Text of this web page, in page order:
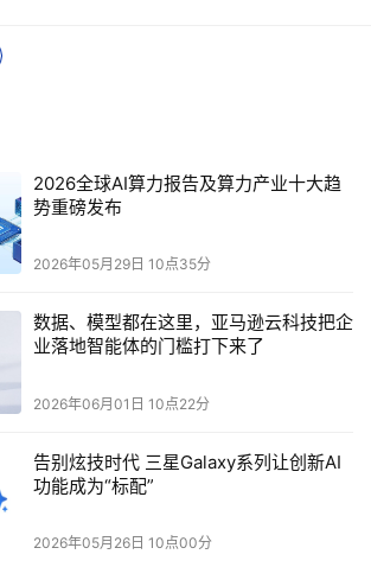
与物理表现：官方强调其“superior
，确保动作流畅自然、镜头可控性增
视频工具
攻坚不同，Midjourney选择以美学基因
型V1延续了品牌标志性的艺术风格，支
转视频"功能将静态图片转化为5秒短视
动双模式运动控制。值得注意的是，该
"扩展生成"机制，单次任务可产出最长20
仅相当于传统图像生成的1/8。
2026全球AI算力报告及算力产业十大趋
势重磅发布
2026年05月29日 10点35分
数据、模型都在这里，亚马逊云科技把企
业落地智能体的门槛打下来了
2026年06月01日 10点22分
告别炫技时代 三星Galaxy系列让创新AI
功能成为“标配”
2026年05月26日 10点00分